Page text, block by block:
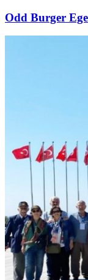
Odd Burger